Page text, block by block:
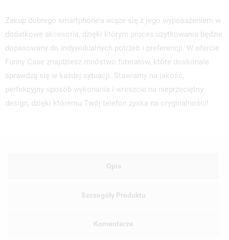
Zakup dobrego smartphone’a wiąże się z jego wyposażeniem w
dodatkowe akcesoria, dzięki którym proces użytkowania będzie
dopasowany do indywidualnych potrzeb i preferencji. W ofercie
Funny Case znajdziesz mnóstwo futerałów, które doskonale
sprawdzą się w każdej sytuacji. Stawiamy na jakość,
perfekcyjny sposób wykonania i wreszcie na nieprzeciętny
design, dzięki któremu Twój telefon zyska na oryginalności!
Opis
Szczegóły Produktu
Komentarze